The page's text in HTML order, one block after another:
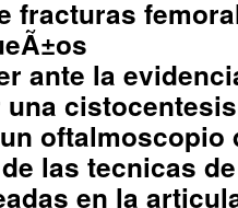
fracturas
ante la
oftalmoscopio
las tecnicas
en la